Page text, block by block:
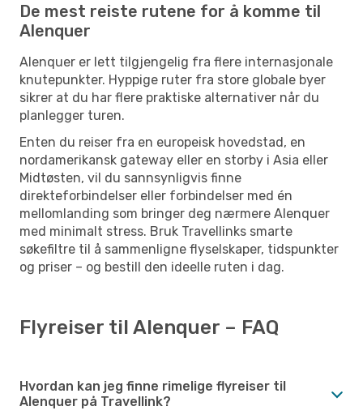
De mest reiste rutene for å komme til
Alenquer
Alenquer er lett tilgjengelig fra flere internasjonale
knutepunkter. Hyppige ruter fra store globale byer
sikrer at du har flere praktiske alternativer når du
planlegger turen.
Enten du reiser fra en europeisk hovedstad, en
nordamerikansk gateway eller en storby i Asia eller
Midtøsten, vil du sannsynligvis finne
direkteforbindelser eller forbindelser med én
mellomlanding som bringer deg nærmere Alenquer
med minimalt stress. Bruk Travellinks smarte
søkefiltre til å sammenligne flyselskaper, tidspunkter
og priser – og bestill den ideelle ruten i dag.
Flyreiser til Alenquer – FAQ
Hvordan kan jeg finne rimelige flyreiser til
Alenquer på Travellink?